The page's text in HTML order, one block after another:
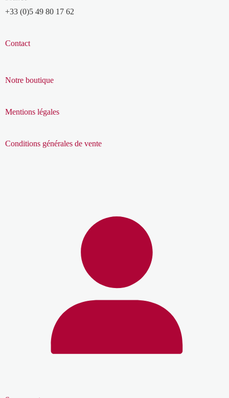
+33 (0)5 49 80 17 62
Contact
Notre boutique
Mentions légales
Conditions générales de vente